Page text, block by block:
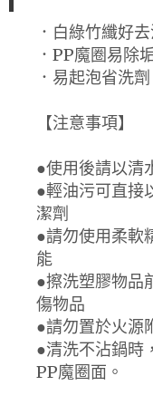
．白綠竹纖好
．PP魔圈易除
．易起泡省洗劑
【注意事項】
●使用後請以清
●輕油污可直接
潔劑
●請勿使用柔軟
能
●擦洗塑膠物品
傷物品
●請勿置於火源
●清洗不沾鍋時
PP魔圈面。